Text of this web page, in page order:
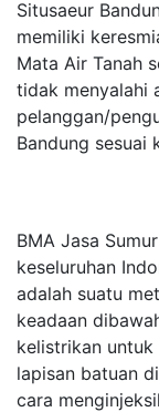
Situsaeur
memiliki
Mata Air Tanah
tidak menyalahi
pelanggan/
Bandung sesuai
BMA Jasa
keseluruhan
adalah suatu
keadaan
kelistrikan
lapisan batuan
cara